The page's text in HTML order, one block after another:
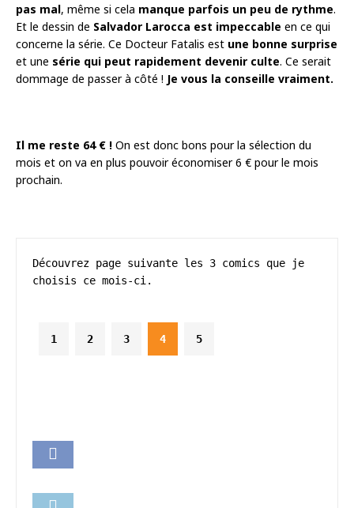
pas mal, même si cela manque parfois un peu de rythme.
Et le dessin de Salvador Larocca est impeccable en ce qui
concerne la série. Ce Docteur Fatalis est une bonne surprise
et une série qui peut rapidement devenir culte. Ce serait
dommage de passer à côté ! Je vous la conseille vraiment.
Il me reste 64 € ! On est donc bons pour la sélection du
mois et on va en plus pouvoir économiser 6 € pour le mois
prochain.
Découvrez page suivante les 3 comics que je
choisis ce mois-ci.
1 2 3 4 5